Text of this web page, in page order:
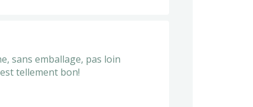
sans emballage, pas loin
tellement bon!